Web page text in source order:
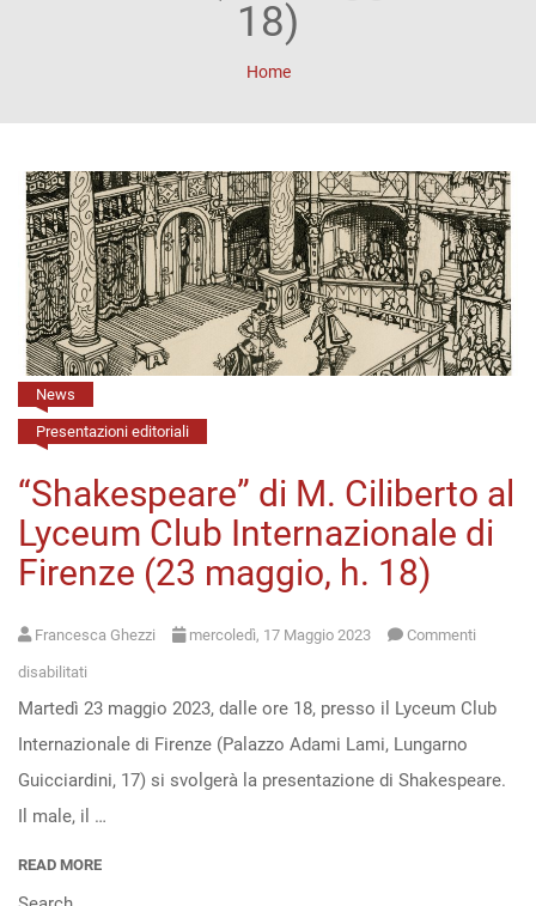
Annali
di
Lettere
Annali
di
Scienze
Open
access
18)
Home
News
Presentazioni editoriali
“Shakespeare” di M. Ciliberto al
Lyceum Club Internazionale di
Firenze (23 maggio, h. 18)
Francesca Ghezzi mercoledì, 17 Maggio 2023 Commenti
disabilitati
“Shakespeare”
di
M.
Martedì 23 maggio 2023, dalle ore 18, presso il Lyceum Club
Internazionale di Firenze (Palazzo Adami Lami, Lungarno
Guicciardini, 17) si svolgerà la presentazione di Shakespeare.
Il male, il …
READ MORE